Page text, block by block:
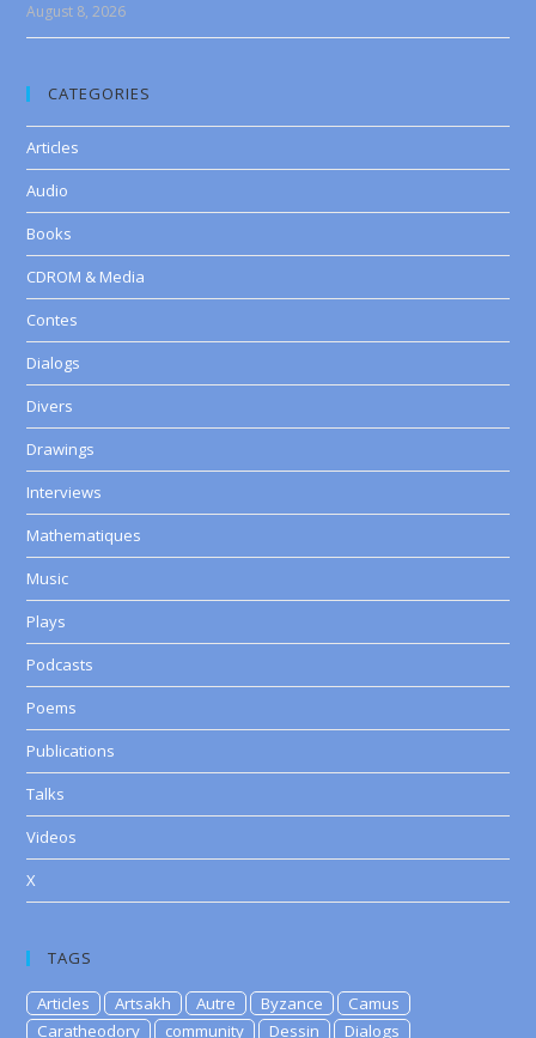
August 8, 2026
CATEGORIES
Articles
Audio
Books
CDROM & Media
Contes
Dialogs
Divers
Drawings
Interviews
Mathematiques
Music
Plays
Podcasts
Poems
Publications
Talks
Videos
X
TAGS
Articles Artsakh Autre Byzance
Camus
Caratheodory
community Dessin
Dialogs